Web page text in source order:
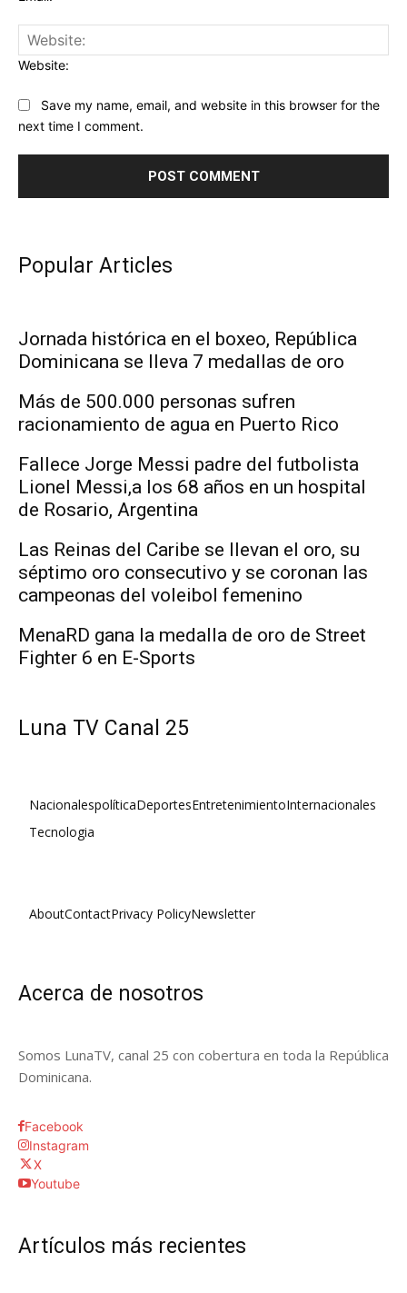
Website:
Save my name, email, and website in this browser for the
next time I comment.
Popular Articles
Jornada histórica en el boxeo, República
Dominicana se lleva 7 medallas de oro
Más de 500.000 personas sufren
racionamiento de agua en Puerto Rico
Fallece Jorge Messi padre del futbolista
Lionel Messi,a los 68 años en un hospital
de Rosario, Argentina
Las Reinas del Caribe se llevan el oro, su
séptimo oro consecutivo y se coronan las
campeonas del voleibol femenino
MenaRD gana la medalla de oro de Street
Fighter 6 en E-Sports
Luna TV Canal 25
NacionalespolíticaDeportesEntretenimientoInternacionales
Tecnologia
AboutContactPrivacy PolicyNewsletter
Acerca de nosotros
Somos LunaTV, canal 25 con cobertura en toda la República
Dominicana.
Facebook
Instagram
X
Youtube
Artículos más recientes